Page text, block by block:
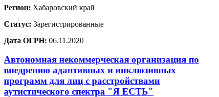
Регион: Хабаровский край
Статус: Зарегистрированные
Дата ОГРН: 06.11.2020
Автономная некоммерческая организация по
внедрению адаптивных и инклюзивных
программ для лиц с расстройствами
аутистического спектра "Я ЕСТЬ"